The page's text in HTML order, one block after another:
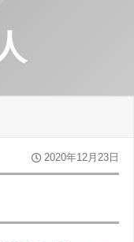
2020年12月23日